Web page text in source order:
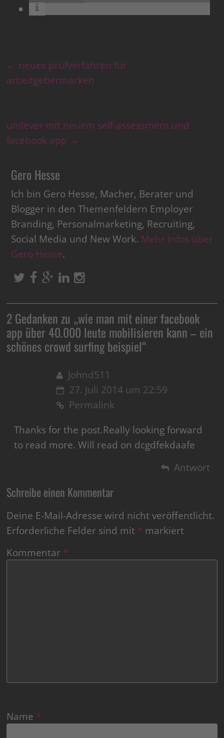
← neues prüfverfahren für
arbeitgebermarken
unilever mit neuem self-assessment und
facebook app →
Gero Hesse
Ich bin Gero Hesse, Macher, Berater und
Blogger in den Themenfeldern Employer
Branding, Personalmarketing, Recruiting,
Social Media und New Work. Mehr Infos über
Gero Hesse.
2 Gedanken zu „wie man mit einer facebook
app über 40.000 leute mobilisieren kann – ein
schönes crowd surfing beispiel“
Johnd511
27. Juli 2014 um 22:59
Permalink
Thanks for the post.Really looking forward
to read more. Will read on dcgdfekdaafe
Antwort
Schreibe einen Kommentar
Deine E-Mail-Adresse wird nicht veröffentlicht.
Erforderliche Felder sind mit * markiert
Kommentar *
Name *